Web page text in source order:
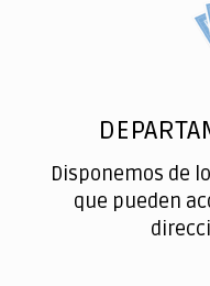
Disponemos de
que pueden